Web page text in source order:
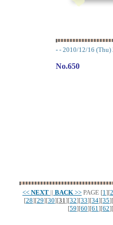
- - 2010/12/16 (Thu)
No.650
<< NEXT || BACK >> PAGE [1][2
[28][29][30][31][32][33][34][35][
[59][60][61][62][